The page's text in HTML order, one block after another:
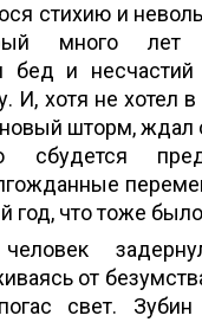
стихию и
много лет
бед и
И, хотя не хотел в
шторм, ждал
сбудется
год, что тоже
от
свет. Зубин